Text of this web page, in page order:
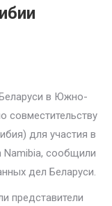
в Южно-
совместительству
для участия в
сообщили
дел Беларуси.
представители